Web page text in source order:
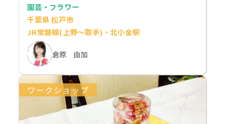
園芸・フラワー
千葉県 松戸市
JR常磐線(上野～取手)・北小金駅
倉原 由加
ワークショップ